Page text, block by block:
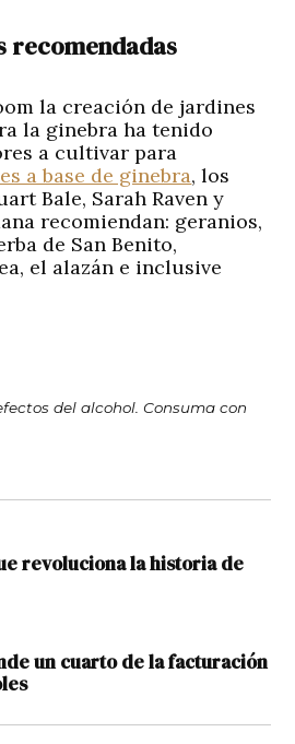
recomendadas
la creación de jardines
la ginebra ha tenido
a cultivar para
a base de ginebra, los
Bale, Sarah Raven y
recomiendan: geranios,
de San Benito,
el alazán e inclusive
del alcohol. Consuma con
revoluciona la historia de
un cuarto de la facturación